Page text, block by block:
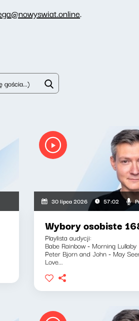
.
30 lipca 2026 57:02
Wybory osobiste
Playlista audycji:
Babe Rainbow - Morning Lullaby
Peter Bjorn and John - May
Love...